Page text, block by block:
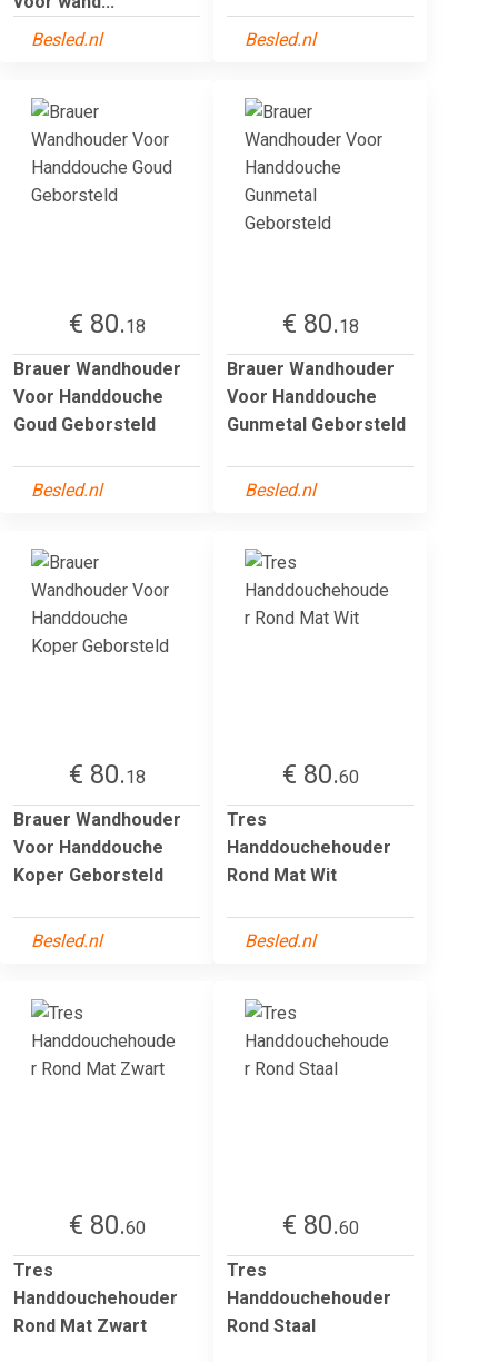
Besled.nl
Besled.nl
€ 80.18
Brauer Wandhouder
Voor Handdouche
Goud Geborsteld
Besled.nl
€ 80.18
Brauer Wandhouder
Voor Handdouche
Gunmetal Geborsteld
Besled.nl
€ 80.18
Brauer Wandhouder
Voor Handdouche
Koper Geborsteld
Besled.nl
€ 80.60
Tres
Handdouchehouder
Rond Mat Wit
Besled.nl
€ 80.60
Tres
Handdouchehouder
Rond Mat Zwart
€ 80.60
Tres
Handdouchehouder
Rond Staal